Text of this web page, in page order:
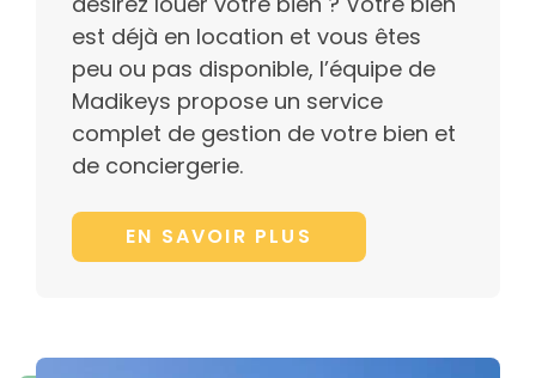
est déjà en location et vous êtes
peu ou pas disponible, l’équipe de
Madikeys propose un service
complet de gestion de votre bien et
de conciergerie.
EN SAVOIR PLUS